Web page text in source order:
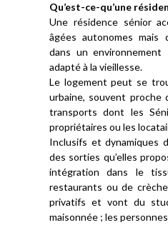
Qu’est-ce-qu’une
Une résidence sénior
âgées autonomes mais
dans un
adapté à la vieillesse.
Le logement peut se
urbaine, souvent proche
transports dont les
propriétaires ou les
Inclusifs et dynamiques
des sorties qu’elles
intégration dans le
restaurants ou de
privatifs et vont du
maisonnée ; les